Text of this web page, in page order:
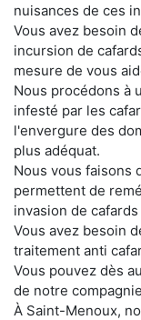
nuisances de ces
Vous avez besoin
incursion de
mesure de vous
Nous procédons à
infesté par les
l'envergure des
plus adéquat.
Nous vous faisons
permettent de
invasion de
Vous avez besoin
traitement anti
Vous pouvez dès
de notre
À Saint-Menoux,